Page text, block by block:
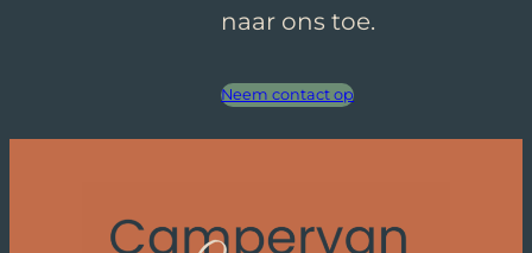
naar ons toe.
Neem contact op